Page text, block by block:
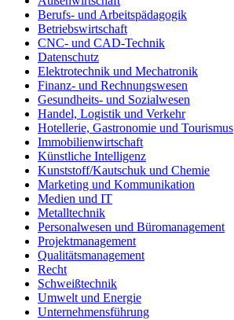
Berufs- und Arbeitspädagogik
Betriebswirtschaft
CNC- und CAD-Technik
Datenschutz
Elektrotechnik und Mechatronik
Finanz- und Rechnungswesen
Gesundheits- und Sozialwesen
Handel, Logistik und Verkehr
Hotellerie, Gastronomie und Tourismus
Immobilienwirtschaft
Künstliche Intelligenz
Kunststoff/Kautschuk und Chemie
Marketing und Kommunikation
Medien und IT
Metalltechnik
Personalwesen und Büromanagement
Projektmanagement
Qualitätsmanagement
Recht
Schweißtechnik
Umwelt und Energie
Unternehmensführung